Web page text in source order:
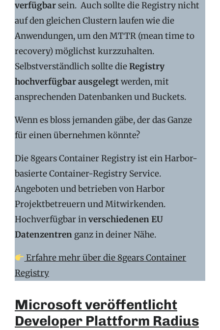
verfügbarsein. Auch sollte die Registry nicht
auf den gleichen Clustern laufen wie die
Anwendungen, um den MTTR (mean time to
recovery) möglichst kurzzuhalten.
Selbstverständlich sollte dieRegistry
hochverfügbar ausgelegtwerden, mit
ansprechenden Datenbanken und Buckets.
Wenn es bloss jemanden gäbe, der das Ganze
für einen übernehmen könnte?
Die 8gears Container Registry ist ein Harbor-
basierte Container-Registry Service.
Angeboten und betrieben von Harbor
Projektbetreuern und Mitwirkenden.
Hochverfügbar inverschiedenen EU
Datenzentren ganz in deiner Nähe.
Erfahre mehr über die 8gears Container
Registry
Microsoft veröffentlicht
Developer Plattform Radius